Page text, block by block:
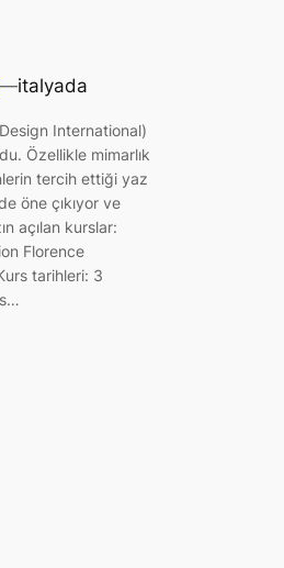
—italyada
International)
Özellikle mimarlık
tercih ettiği yaz
öne çıkıyor ve
açılan kurslar:
Florence
tarihleri: 3